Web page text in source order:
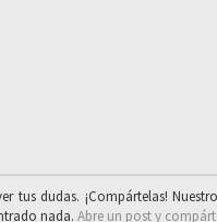
tus dudas. ¡Compártelas!
nada. Abre un post y